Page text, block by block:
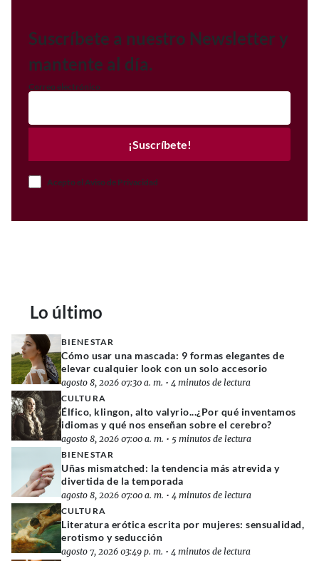
Suscríbete a nuestro Newsletter y
mantente al día.
Correo electrónico
¡Suscríbete!
Acepto el Aviso de Privacidad
Lo último
BIENESTAR
Cómo usar una mascada: 9 formas elegantes de
elevar cualquier look con un solo accesorio
agosto 8, 2026 07:30 a. m. • 4 minutos de lectura
CULTURA
Élfico, klingon, alto valyrio...¿Por qué inventamos
idiomas y qué nos enseñan sobre el cerebro?
agosto 8, 2026 07:00 a. m. • 5 minutos de lectura
BIENESTAR
Uñas mismatched: la tendencia más atrevida y
divertida de la temporada
agosto 8, 2026 07:00 a. m. • 4 minutos de lectura
CULTURA
Literatura erótica escrita por mujeres: sensualidad,
erotismo y seducción
agosto 7, 2026 03:49 p. m. • 4 minutos de lectura